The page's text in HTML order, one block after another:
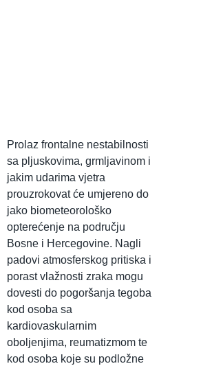
Prolaz frontalne nestabilnosti
sa pljuskovima, grmljavinom i
jakim udarima vjetra
prouzrokovat će umjereno do
jako biometeorološko
opterećenje na području
Bosne i Hercegovine. Nagli
padovi atmosferskog pritiska i
porast vlažnosti zraka mogu
dovesti do pogoršanja tegoba
kod osoba sa
kardiovaskularnim
oboljenjima, reumatizmom te
kod osoba koje su podložne